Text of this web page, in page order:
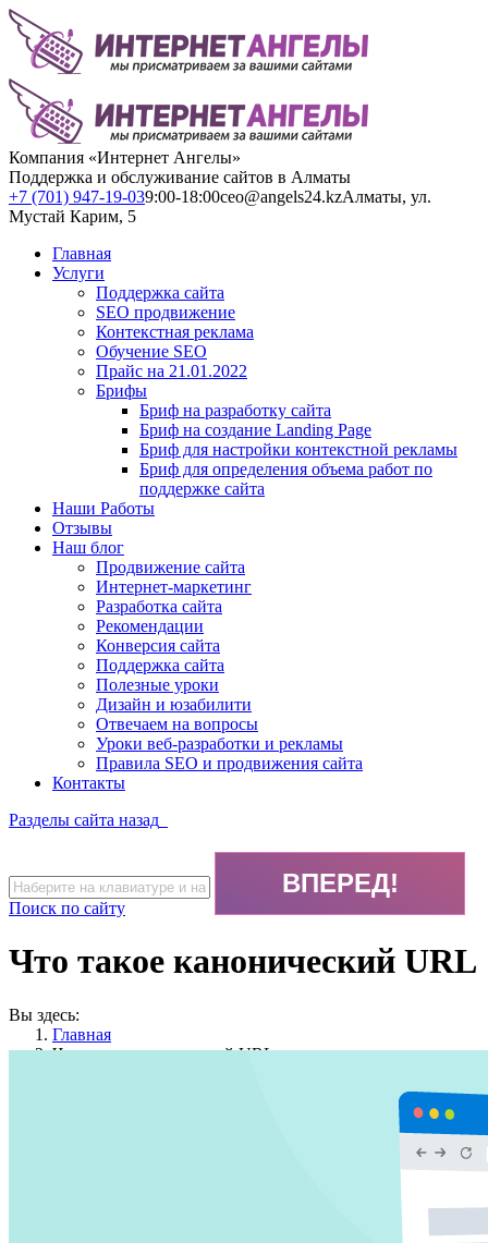
Компания «Интернет Ангелы»
Поддержка и обслуживание сайтов в Алматы
+7 (701) 947-19-039:00-18:00ceo@angels24.kzАлматы, ул.
Мустай Карим, 5
Главная
Услуги
Поддержка сайта
SEO продвижение
Контекстная реклама
Обучение SEO
Прайс на 21.01.2022
Брифы
Бриф на разработку сайта
Бриф на создание Landing Page
Бриф для настройки контекстной рекламы
Бриф для определения объема работ по
поддержке сайта
Наши Работы
Отзывы
Наш блог
Продвижение сайта
Интернет-маркетинг
Разработка сайта
Рекомендации
Конверсия сайта
Поддержка сайта
Полезные уроки
Дизайн и юзабилити
Отвечаем на вопросы
Уроки веб-разработки и рекламы
Правила SEO и продвижения сайта
Контакты
Разделы сайта назад
Поиск по сайту
Что такое канонический URL
Вы здесь:
Главная
Что такое канонический URL